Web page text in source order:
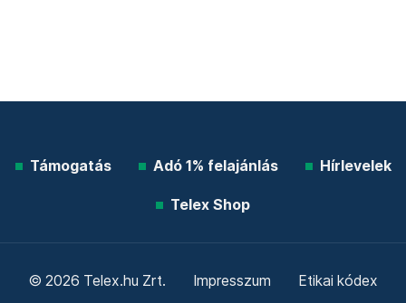
Támogatás Adó 1% felajánlás Hírlevelek
Telex Shop
© 2026 Telex.hu Zrt. Impresszum Etikai kódex